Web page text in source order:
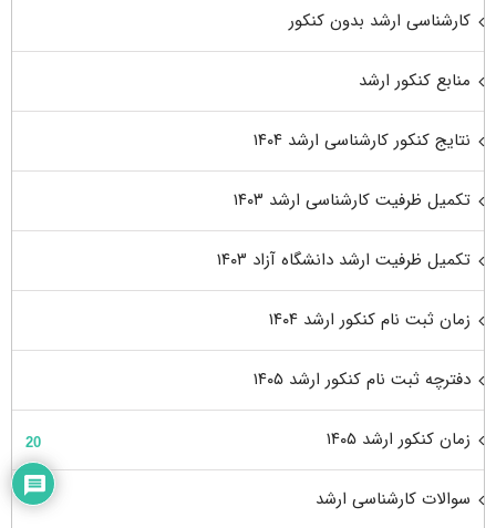
کارشناسی ارشد بدون کنکور
منابع کنکور ارشد
نتایج کنکور کارشناسی ارشد ۱۴۰۴
تکمیل ظرفیت کارشناسی ارشد ۱۴۰۳
تکمیل ظرفیت ارشد دانشگاه آزاد ۱۴۰۳
زمان ثبت نام کنکور ارشد ۱۴۰۴
دفترچه ثبت نام کنکور ارشد ۱۴۰۵
زمان کنکور ارشد ۱۴۰۵
سوالات کارشناسی ارشد
20